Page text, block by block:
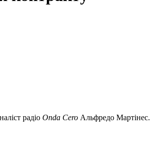
радіо Onda Cero Альфредо Мартінес.